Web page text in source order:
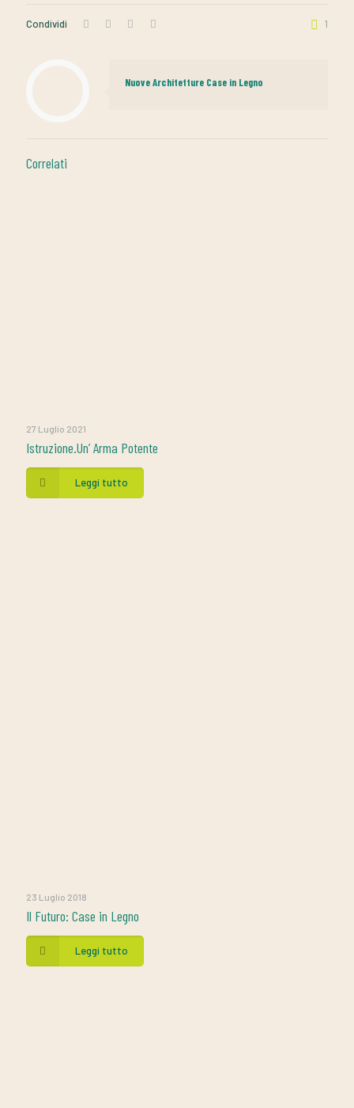
Condividi 1
Nuove Architetture Case in Legno
Correlati
27 Luglio 2021
Istruzione.Un’ Arma Potente
Leggi tutto
23 Luglio 2018
Il Futuro: Case in Legno
Leggi tutto